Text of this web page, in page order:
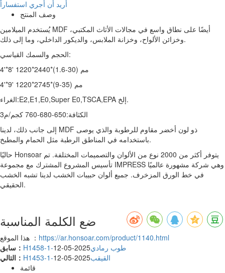
أريد أن أجري استفساراً
وصف المنتج
يُستخدم الميلامين MDF أيضًا على نطاق واسع في مجالات الأثاث المكتبي،
وخزائن الألواح، وخزانة الملابس، والديكور الداخلي، وما إلى ذلك.
الحجم والسمك القياسي:
4'*8' 1220*2440*(1.6-30) مم
4'*9' 1220*2745*(9-35) مم
الغراء:E2,E1,E0,Super E0,TSCA,EPA إلخ.
الكثافة:650-680-760 كجم/م3
إلى جانب ذلك، لدينا MDF ذو لون أخضر مقاوم للرطوبة والذي يوصى
باستخدامه في المناطق الرطبة مثل الحمام والمطبخ.
حاليًا Honsoar يتوفر أكثر من 2000 نوع من الألوان والتصميمات المختلفة. تم
تأسيس المشروع المشترك مع مجموعة IMPRESS وهي شركة مشهورة عالميًا
في خط الورق المزخرف. جميع ألوان حبيبات الخشب لدينا تشبه الخشب
الحقيقي.
ضع الكلمة المناسبة
هذا الموقع ： https://ar.honsoar.com/product/1140.html
سابق：
H1458-1-طوب رمادي2025-05-12
التالي：
H1453-1-القيقب2025-05-12
قائمة